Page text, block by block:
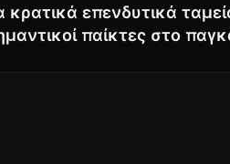
κρατικά επενδυτικά
παίκτες στο